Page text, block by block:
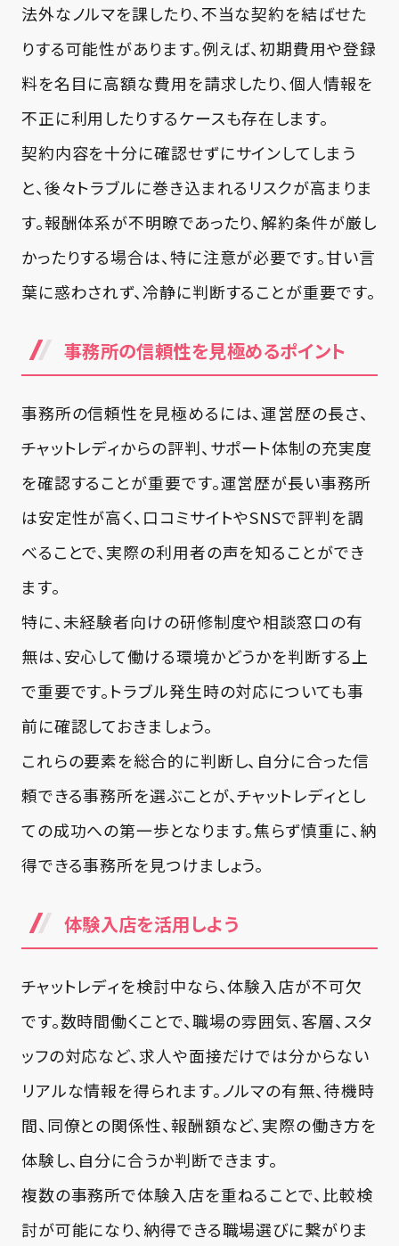
法外なノルマを課したり、不当な契約を結ばせた
りする可能性があります。例えば、初期費用や登録
料を名目に高額な費用を請求したり、個人情報を
不正に利用したりするケースも存在します。
契約内容を十分に確認せずにサインしてしまう
と、後々トラブルに巻き込まれるリスクが高まりま
す。報酬体系が不明瞭であったり、解約条件が厳し
かったりする場合は、特に注意が必要です。甘い言
葉に惑わされず、冷静に判断することが重要です。
事務所の信頼性を見極めるポイント
事務所の信頼性を見極めるには、運営歴の長さ、
チャットレディからの評判、サポート体制の充実度
を確認することが重要です。運営歴が長い事務所
は安定性が高く、口コミサイトやSNSで評判を調
べることで、実際の利用者の声を知ることができ
ます。
特に、未経験者向けの研修制度や相談窓口の有
無は、安心して働ける環境かどうかを判断する上
で重要です。トラブル発生時の対応についても事
前に確認しておきましょう。
これらの要素を総合的に判断し、自分に合った信
頼できる事務所を選ぶことが、チャットレディとし
ての成功への第一歩となります。焦らず慎重に、納
得できる事務所を見つけましょう。
体験入店を活用しよう
チャットレディを検討中なら、体験入店が不可欠
です。数時間働くことで、職場の雰囲気、客層、スタ
ッフの対応など、求人や面接だけでは分からない
リアルな情報を得られます。ノルマの有無、待機時
間、同僚との関係性、報酬額など、実際の働き方を
体験し、自分に合うか判断できます。
複数の事務所で体験入店を重ねることで、比較検
討が可能になり、納得できる職場選びに繋がりま